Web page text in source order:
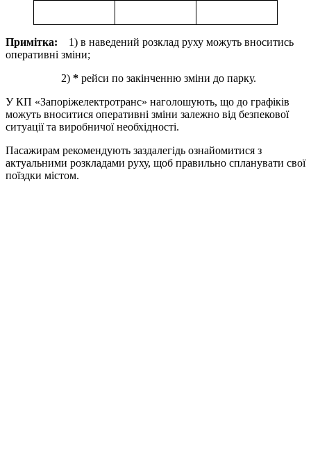
Примітка: 1) в наведений розклад руху можуть вноситись
оперативні зміни;
2) * рейси по закінченню зміни до парку.
У КП «Запоріжелектротранс» наголошують, що до графіків
можуть вноситися оперативні зміни залежно від безпекової
ситуації та виробничої необхідності.
Пасажирам рекомендують заздалегідь ознайомитися з
актуальними розкладами руху, щоб правильно спланувати свої
поїздки містом.